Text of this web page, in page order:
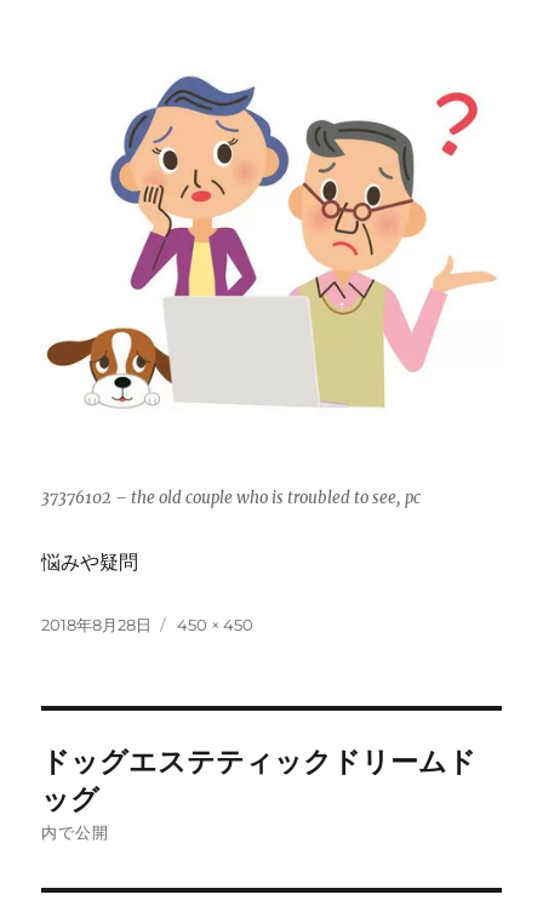
37376102 – the old couple who is troubled to see, pc
悩みや疑問
投
2018年8月28日
フ
450 × 450
稿
ナ
ビ
ドッグエステティックドリームド
ッグ
内で公開